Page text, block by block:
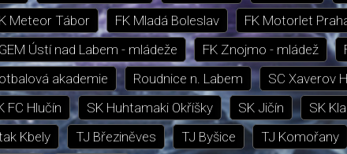
Meteor Tábor FK Mladá Boleslav FK Motorlet
Ústí nad Labem - mládeže FK Znojmo - mládež
akademie Roudnice n. Labem SC Xaverov
FC Hlučín SK Huhtamaki Okříšky SK Jičín SK
Kbely TJ Březiněves TJ Byšice TJ Komořany